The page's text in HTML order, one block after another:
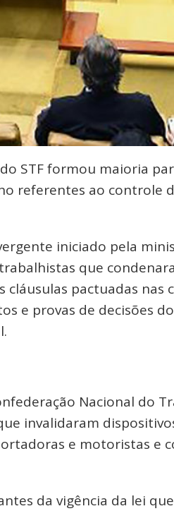
STF formou maioria
referentes ao controle
iniciado pela
que
pactuadas nas
e provas de decisões
Nacional do
invalidaram
e motoristas e
da vigência da lei